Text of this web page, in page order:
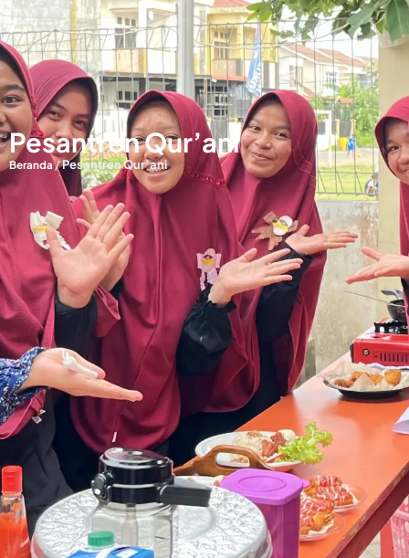
Pesantren Qur’ani
Beranda/Pesantren Qur’ani